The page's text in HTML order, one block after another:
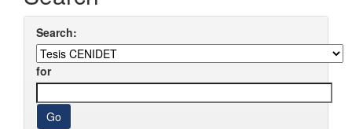
Search:
for